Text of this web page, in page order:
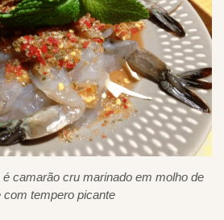
camarão cru marinado em molho de
com tempero picante